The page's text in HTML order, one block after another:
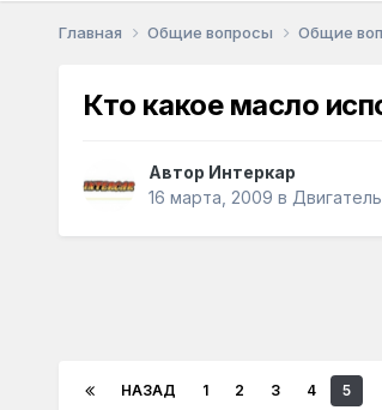
Главная Общие вопросы Общие
Кто какое масло
Автор Интеркар
16 марта, 2009 в Двигатель
НАЗАД 1 2 3 4 5